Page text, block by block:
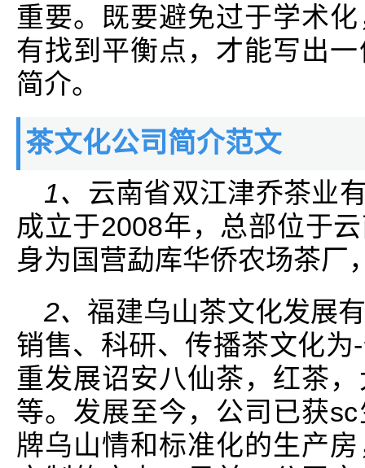
重要。既要避免过于学术
有找到平衡点，才能写出
简介。
茶文化公司简介范文
1、 云南省双江津乔茶业
成立于2008年，总部位于
身为国营勐库华侨农场茶厂
2、福建乌山茶文化发展
销售、科研、传播茶文化
重发展诏安八仙茶，红茶
等。发展至今，公司已获
牌乌山情和标准化的生产